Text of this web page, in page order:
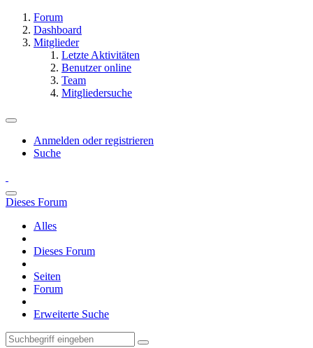
Forum
Dashboard
Mitglieder
Letzte Aktivitäten
Benutzer online
Team
Mitgliedersuche
Anmelden oder registrieren
Suche
Dieses Forum
Alles
Dieses Forum
Seiten
Forum
Erweiterte Suche